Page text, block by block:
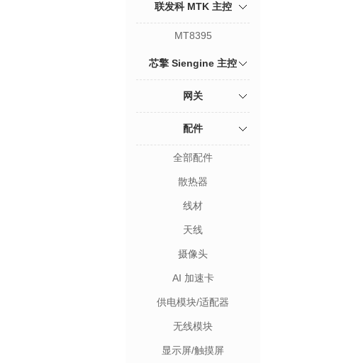
联发科 MTK 主控
MT8395
芯擎 Siengine 主控
网关
配件
全部配件
散热器
线材
天线
摄像头
AI 加速卡
供电模块/适配器
无线模块
显示屏/触摸屏